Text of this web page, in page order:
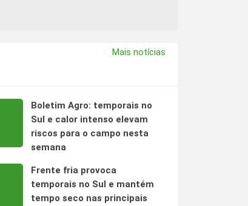
Mais notícias
Boletim Agro: temporais no
Sul e calor intenso elevam
riscos para o campo nesta
semana
Frente fria provoca
temporais no Sul e mantém
tempo seco nas principais